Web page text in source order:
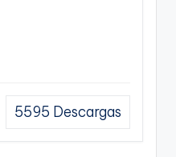
5595 Descargas